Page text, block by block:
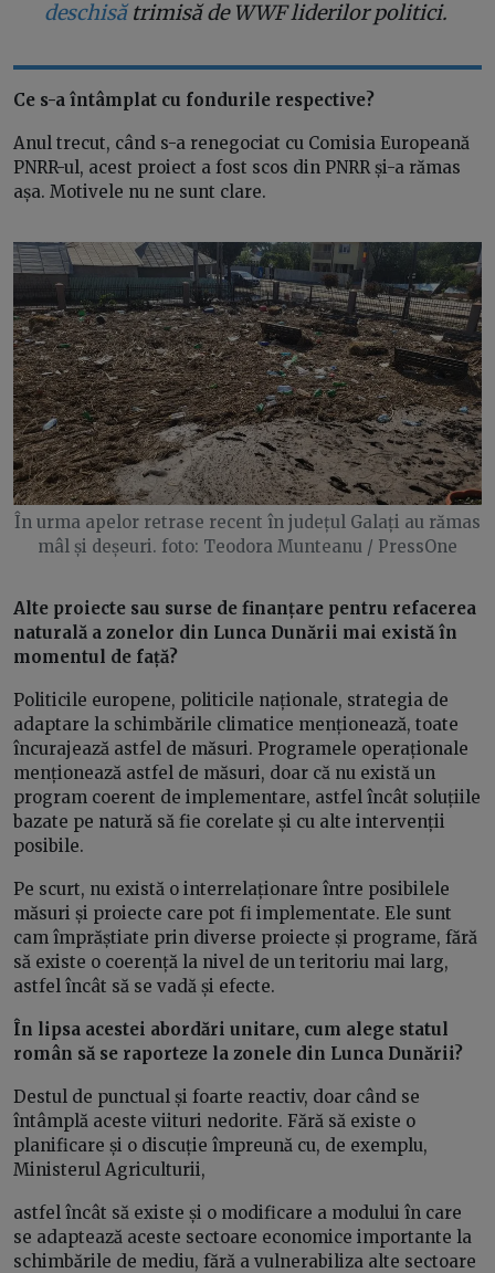
deschisătrimisă de WWF liderilor politici.
Ce s-a întâmplat cu fondurile respective?
Anul trecut, când s-a renegociat cu Comisia Europeană
PNRR-ul, acest proiect a fost scos din PNRR și-a rămas
așa. Motivele nu ne sunt clare.
În urma apelor retrase recent în județul Galați au rămas
mâl și deșeuri. foto: Teodora Munteanu / PressOne
Alte proiecte sau surse de finanțare pentru refacerea
naturală a zonelor din Lunca Dunării mai există în
momentul de față?
Politicile europene, politicile naționale, strategia de
adaptare la schimbările climatice menționează, toate
încurajează astfel de măsuri. Programele operaționale
menționează astfel de măsuri, doar că nu există un
program coerent de implementare, astfel încât soluțiile
bazate pe natură să fie corelate și cu alte intervenții
posibile.
Pe scurt, nu există o interrelaționare între posibilele
măsuri și proiecte care pot fi implementate. Ele sunt
cam împrăștiate prin diverse proiecte și programe, fără
să existe o coerență la nivel de un teritoriu mai larg,
astfel încât să se vadă și efecte.
În lipsa acestei abordări unitare, cum alege statul
român să se raporteze la zonele din Lunca Dunării?
Destul de punctual și foarte reactiv, doar când se
întâmplă aceste viituri nedorite. Fără să existe o
planificare și o discuție împreună cu, de exemplu,
Ministerul Agriculturii,
astfel încât să existe și o modificare a modului în care
se adaptează aceste sectoare economice importante la
schimbările de mediu, fără a vulnerabiliza alte sectoare